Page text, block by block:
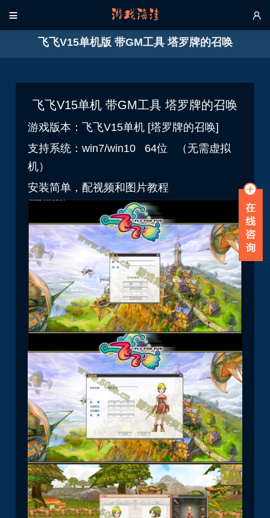
 
飞飞V15单机版 带GM工具 塔罗牌的召唤
飞飞V15单机 带GM工具 塔罗牌的召唤
游戏版本：飞飞V15单机 [塔罗牌的召唤]
支持系统：win7/win10 64位 （无需虚拟
机）
安装简单，配视频和图片教程